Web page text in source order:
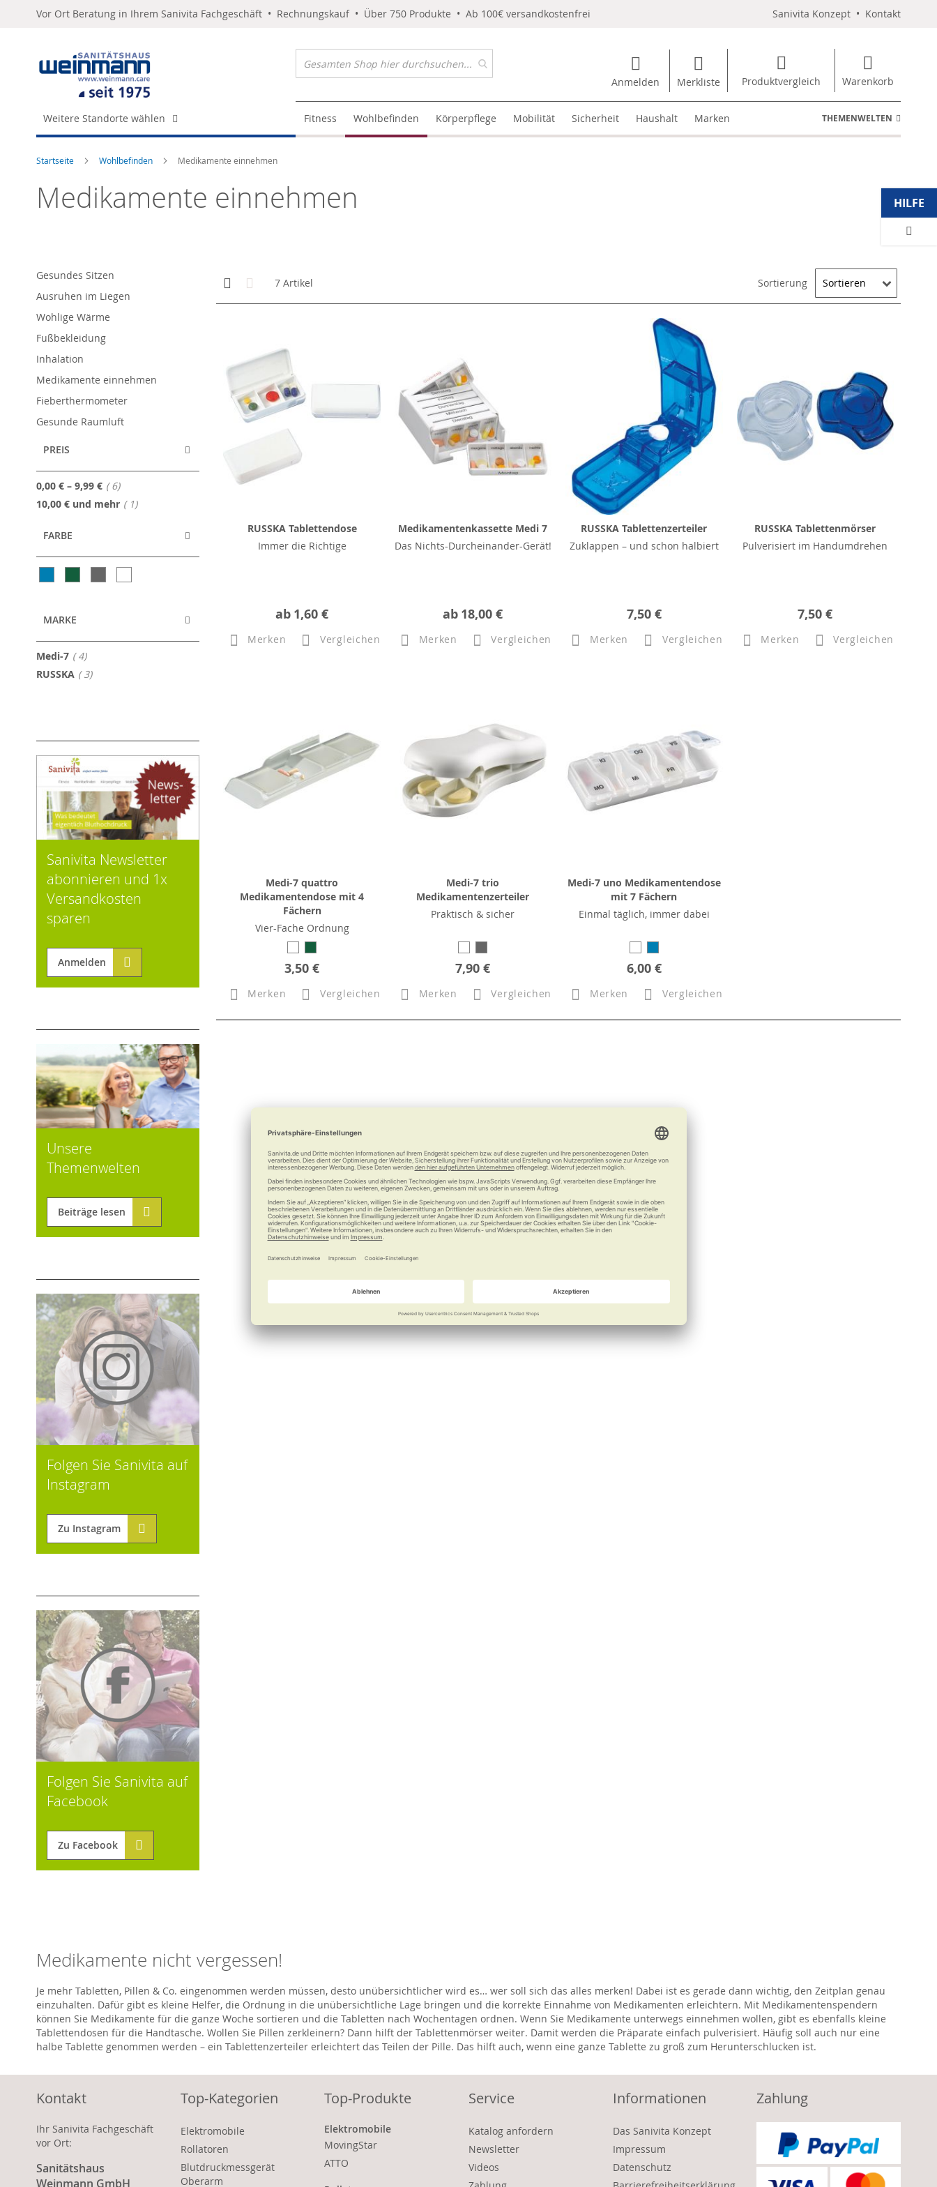
Vor Ort Beratung in Ihrem Sanivita Fachgeschäft • Rechnungskauf • Über 750 Produkte • Ab 100€ versandkostenfrei Sanivita Konzept • Kontakt
Anmelden Merkliste Produktvergleich Warenkorb
Weitere Standorte wählen Fitness Wohlbefinden Körperpflege Mobilität Sicherheit Haushalt Marken THEMENWELTEN
Startseite Wohlbefinden Medikamente einnehmen
Medikamente einnehmen
Anzeigen
als
Kachelansicht
Liste7 Artikel Sortierung
RUSSKA Tablettendose
Immer die Richtige
ab 1,60 €
Merken Vergleichen
Medikamentenkassette Medi 7
Das Nichts-Durcheinander-Gerät!
ab 18,00 €
Merken Vergleichen
RUSSKA Tablettenzerteiler
Zuklappen – und schon halbiert
7,50 €
Merken Vergleichen
RUSSKA Tablettenmörser
Pulverisiert im Handumdrehen
7,50 €
Merken Vergleichen
Medi-7 quattro
Medikamentendose mit 4
Fächern
Vier-Fache Ordnung
3,50 €
Merken Vergleichen
Medi-7 trio
Medikamentenzerteiler
Praktisch & sicher
7,90 €
Merken Vergleichen
Medi-7 uno Medikamentendose
mit 7 Fächern
Einmal täglich, immer dabei
6,00 €
Merken Vergleichen
Gesundes Sitzen
Ausruhen im Liegen
Wohlige Wärme
Fußbekleidung
Inhalation
Medikamente einnehmen
Fieberthermometer
Gesunde Raumluft
PREIS
0,00 € – 9,99 € 6Artikel
10,00 € und mehr 1Artikel
FARBE
MARKE
Medi-7 4Artikel
RUSSKA 3Artikel
Sanivita Newsletter
abonnieren und 1x
Versandkosten
sparen
Anmelden
Unsere
Themenwelten
Beiträge lesen
Folgen Sie Sanivita auf
Instagram
Zu Instagram
Folgen Sie Sanivita auf
Facebook
Zu Facebook
Medikamente nicht vergessen!
Je mehr Tabletten, Pillen & Co. eingenommen werden müssen, desto unübersichtlicher wird es… wer soll sich das alles merken! Dabei ist es gerade dann wichtig, den Zeitplan genau
einzuhalten. Dafür gibt es kleine Helfer, die Ordnung in die unübersichtliche Lage bringen und die korrekte Einnahme von Medikamenten erleichtern. Mit Medikamentenspendern
können Sie Medikamente für die ganze Woche sortieren und die Tabletten nach Wochentagen ordnen. Wenn Sie Medikamente unterwegs einnehmen wollen, gibt es ebenfalls kleine
Tablettendosen für die Handtasche. Wollen Sie Pillen zerkleinern? Dann hilft der Tablettenmörser weiter. Damit werden die Präparate einfach pulverisiert. Häufig soll auch nur eine
halbe Tablette genommen werden – ein Tablettenzerteiler erleichtert das Teilen der Pille. Das hilft auch, wenn eine ganze Tablette zu groß zum Herunterschlucken ist.
HILFE
Kontakt
Ihr Sanivita Fachgeschäft
vor Ort:
Sanitätshaus
Weinmann GmbH
Top-Kategorien
Elektromobile
Rollatoren
Blutdruckmessgerät
Oberarm
Top-Produkte
Elektromobile
MovingStar
ATTO
Service
Katalog anfordern
Newsletter
Videos
Informationen
Das Sanivita Konzept
Impressum
Datenschutz
Zahlung